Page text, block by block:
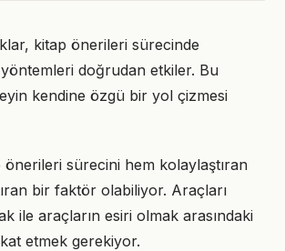
kitap önerileri sürecinde
doğrudan etkiler. Bu
kendine özgü bir yol çizmesi
sürecini hem kolaylaştıran
bir faktör olabiliyor. Araçları
ile araçların esiri olmak arasındaki
etmek gerekiyor.